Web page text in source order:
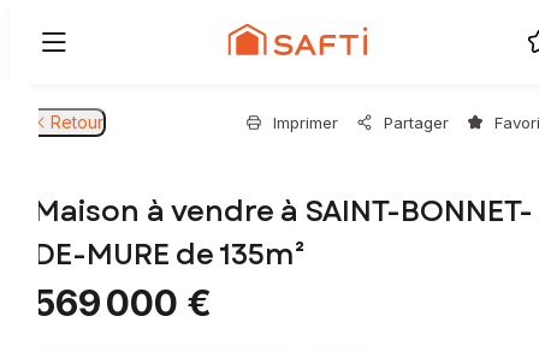
Retour Imprimer Partager
Maison à vendre à SAINT-BONNET-
DE-MURE de 135m²
569 000 €